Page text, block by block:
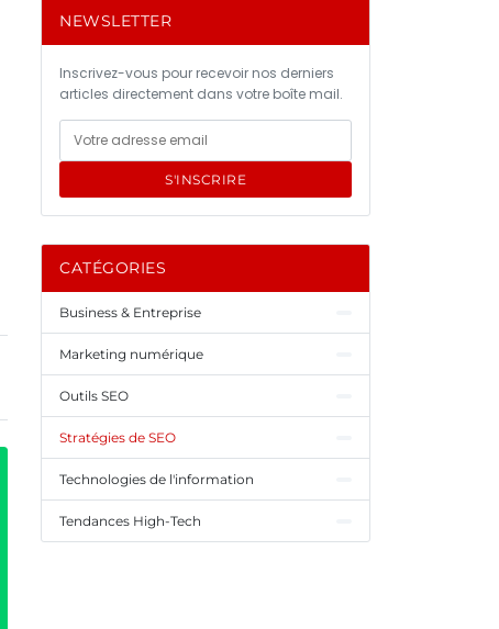
NEWSLETTER
Inscrivez-vous pour recevoir nos derniers
articles directement dans votre boîte mail.
S'INSCRIRE
CATÉGORIES
Business & Entreprise
Marketing numérique
Outils SEO
Stratégies de SEO
Technologies de l'information
Tendances High-Tech